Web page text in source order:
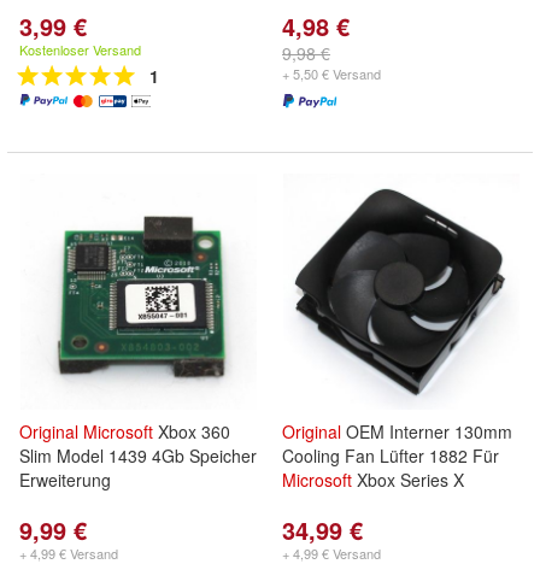
3,99 €
Kostenloser Versand
1
4,98 €
9,98 €
+ 5,50 € Versand
Original Microsoft Xbox 360
Slim Model 1439 4Gb Speicher
Erweiterung
9,99 €
+ 4,99 € Versand
Original OEM Interner 130mm
Cooling Fan Lüfter 1882 Für
Microsoft Xbox Series X
34,99 €
+ 4,99 € Versand